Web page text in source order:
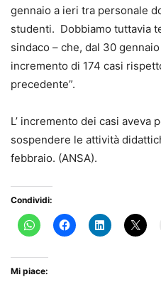
gennaio a ieri tra personale
studenti. Dobbiamo tuttavia
sindaco – che, dal 30
incremento di 174 casi
precedente”.
L’ incremento dei casi aveva
sospendere le attività
febbraio. (ANSA).
Condividi:
Mi piace: